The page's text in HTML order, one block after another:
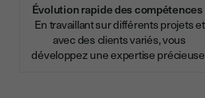
Évolution rapide des compétences
En travaillant sur différents projets et
avec des clients variés, vous
développez une expertise